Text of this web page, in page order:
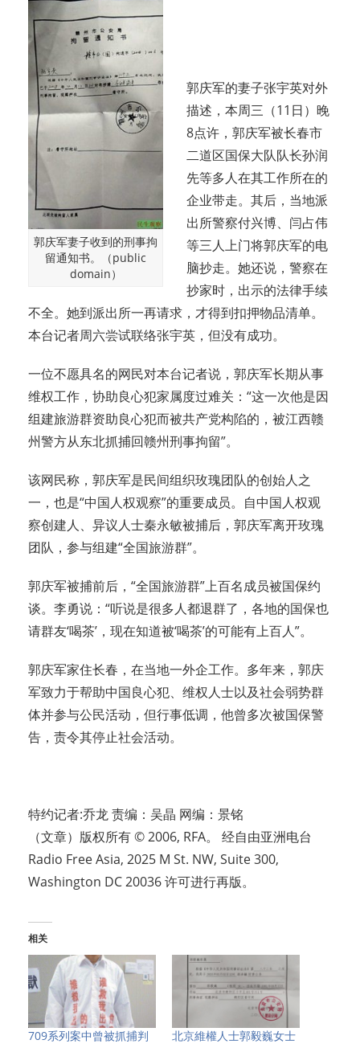
郭庆军妻子收到的刑事拘
留通知书。（public
domain）
郭庆军的妻子张宇英对外
描述，本周三（11日）晚
8点许，郭庆军被长春市
二道区国保大队队长孙润
先等多人在其工作所在的
企业带走。其后，当地派
出所警察付兴博、闫占伟
等三人上门将郭庆军的电
脑抄走。她还说，警察在
抄家时，出示的法律手续
不全。她到派出所一再请求，才得到扣押物品清单。
本台记者周六尝试联络张宇英，但没有成功。
一位不愿具名的网民对本台记者说，郭庆军长期从事
维权工作，协助良心犯家属度过难关：“这一次他是因
组建旅游群资助良心犯而被共产党构陷的，被江西赣
州警方从东北抓捕回赣州刑事拘留”。
该网民称，郭庆军是民间组织玫瑰团队的创始人之
一，也是“中国人权观察”的重要成员。自中国人权观
察创建人、异议人士秦永敏被捕后，郭庆军离开玫瑰
团队，参与组建“全国旅游群”。
郭庆军被捕前后，“全国旅游群”上百名成员被国保约
谈。李勇说：“听说是很多人都退群了，各地的国保也
请群友‘喝茶’，现在知道被‘喝茶’的可能有上百人”。
郭庆军家住长春，在当地一外企工作。多年来，郭庆
军致力于帮助中国良心犯、维权人士以及社会弱势群
体并参与公民活动，但行事低调，他曾多次被国保警
告，责令其停止社会活动。
特约记者:乔龙 责编：吴晶 网编：景铭
（文章）版权所有 © 2006, RFA。 经自由亚洲电台
Radio Free Asia, 2025 M St. NW, Suite 300,
Washington DC 20036 许可进行再版。
相关
709系列案中曾被抓捕判 北京維權人士郭毅巍女士